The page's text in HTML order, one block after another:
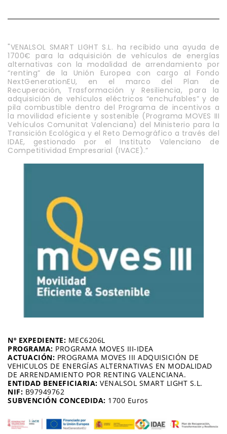
"VENALSOL SMART LIGHT S.L. ha recibido una ayuda de
1700€ para la adquisición de vehículos de energías
alternativas con la modalidad de arrendamiento por
“renting” de la Unión Europea con cargo al Fondo
NextGenerationEU, en el marco del Plan de
Recuperación, Trasformación y Resiliencia, para la
adquisición de vehículos eléctricos “enchufables” y de
pila combustible dentro del Programa de incentivos a
la movilidad eficiente y sostenible (Programa MOVES III
Vehículos Comunitat Valenciana) del Ministerio para la
Transición Ecológica y el Reto Demográfico a través del
IDAE, gestionado por el Instituto Valenciano de
Competitividad Empresarial (IVACE).”
Nº EXPEDIENTE: MEC6206L
PROGRAMA: PROGRAMA MOVES III-IDEA
ACTUACIÓN: PROGRAMA MOVES III ADQUISICIÓN DE
VEHICULOS DE ENERGÍAS ALTERNATIVAS EN MODALIDAD
DE ARRENDAMIENTO POR RENTING VALENCIANA.
ENTIDAD BENEFICIARIA: VENALSOL SMART LIGHT S.L.
NIF: B97949762
SUBVENCIÓN CONCEDIDA: 1700 Euros